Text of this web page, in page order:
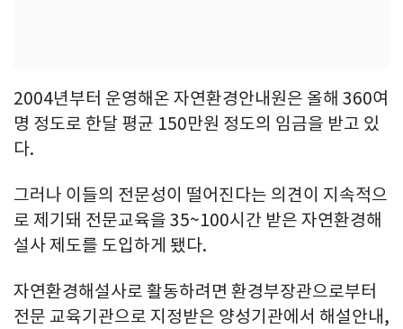
2004년부터 운영해온 자연환경안내원은 올해 360여
명 정도로 한달 평균 150만원 정도의 임금을 받고 있
다.
그러나 이들의 전문성이 떨어진다는 의견이 지속적으
로 제기돼 전문교육을 35~100시간 받은 자연환경해
설사 제도를 도입하게 됐다.
자연환경해설사로 활동하려면 환경부장관으로부터
전문 교육기관으로 지정받은 양성기관에서 해설안내,